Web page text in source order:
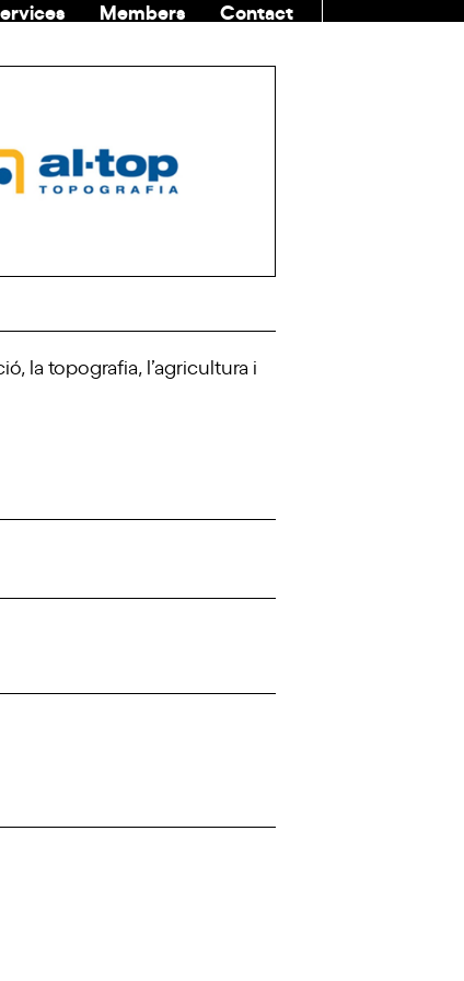
Members
Contact
la topografia, l’agricultura i